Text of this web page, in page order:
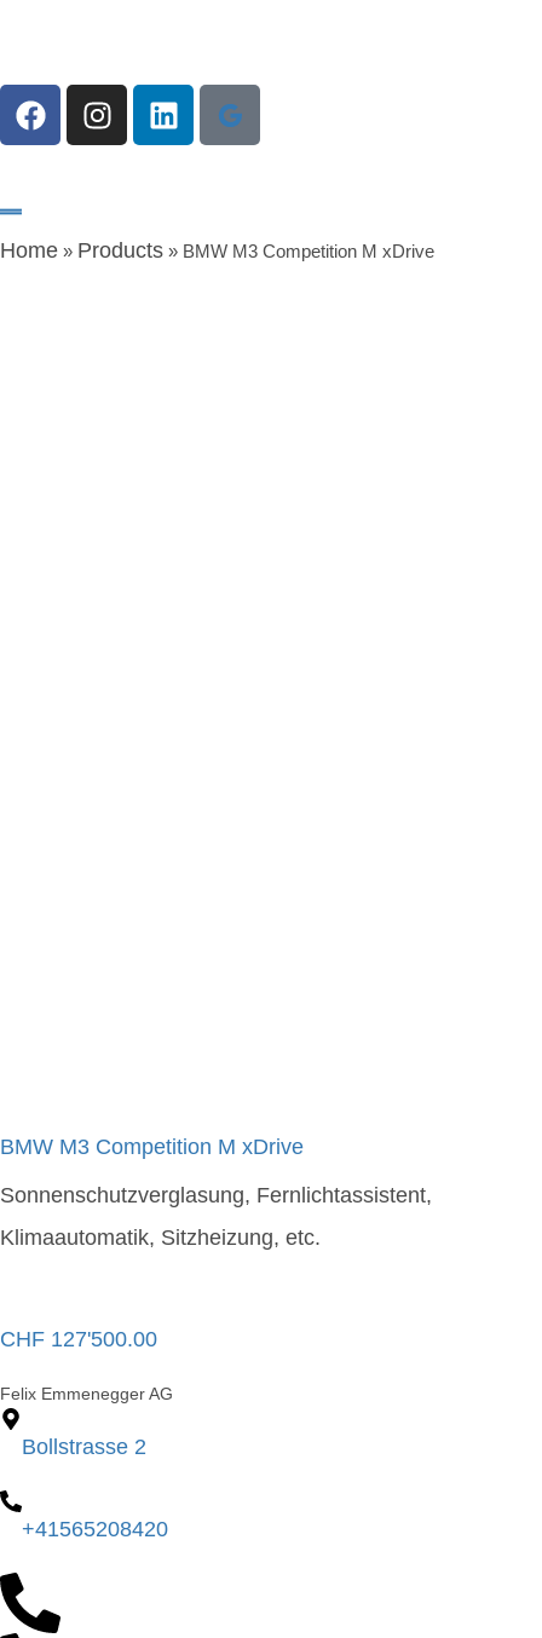
Home » Products » BMW M3 Competition M xDrive
BMW M3 Competition M xDrive
Sonnenschutzverglasung, Fernlichtassistent,
Klimaautomatik, Sitzheizung, etc.
CHF 127'500.00
Felix Emmenegger AG
Bollstrasse 2
+41565208420